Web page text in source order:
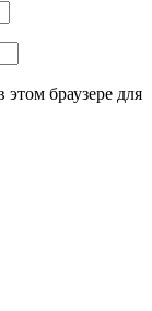
браузере для